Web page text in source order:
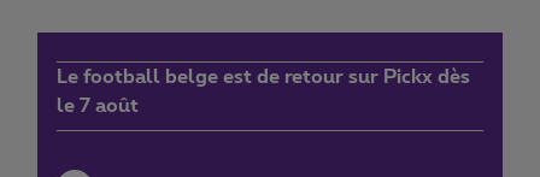
Le football belge est de retour sur Pickx dès
le 7 août